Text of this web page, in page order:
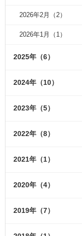
2026年2月（2）
2026年1月（1）
2025年（6）
2024年（10）
2023年（5）
2022年（8）
2021年（1）
2020年（4）
2019年（7）